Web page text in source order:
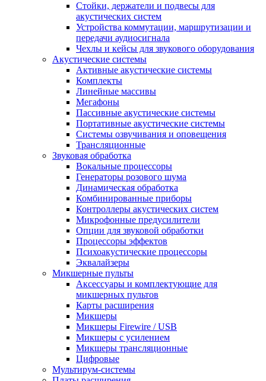
Стойки, держатели и подвесы для
акустических систем
Устройства коммутации, маршрутизации и
передачи аудиосигнала
Чехлы и кейсы для звукового оборудования
Акустические системы
Активные акустические системы
Комплекты
Линейные массивы
Мегафоны
Пассивные акустические системы
Портативные акустические системы
Системы озвучивания и оповещения
Трансляционные
Звуковая обработка
Вокальные процессоры
Генераторы розового шума
Динамическая обработка
Комбинированные приборы
Контроллеры акустических систем
Микрофонные предусилители
Опции для звуковой обработки
Процессоры эффектов
Психоакустические процессоры
Эквалайзеры
Микшерные пульты
Аксессуары и комплектующие для
микшерных пультов
Карты расширения
Микшеры
Микшеры Firewire / USB
Микшеры с усилением
Микшеры трансляционные
Цифровые
Мультирум-системы